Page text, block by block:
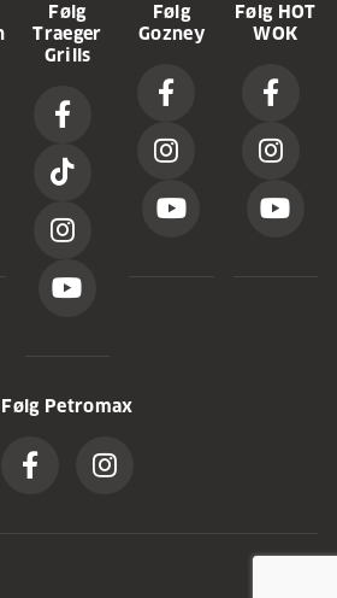
Følg
Traeger
Grills
Følg
Gozney
Følg HOT
WOK
Følg Petromax